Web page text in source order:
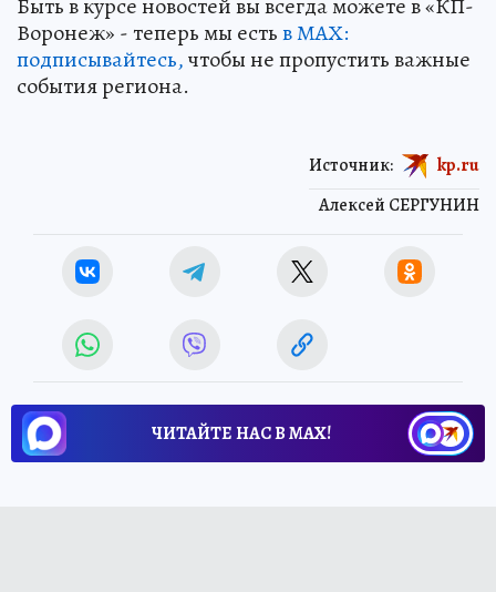
Быть в курсе новостей вы всегда можете в «КП-
Воронеж» - теперь мы естьв МАХ:
подписывайтесь,чтобы не пропустить важные
события региона.
Алексей СЕРГУНИН
Источник: kp.ru
ЧИТАЙТЕ НАС В МАХ!